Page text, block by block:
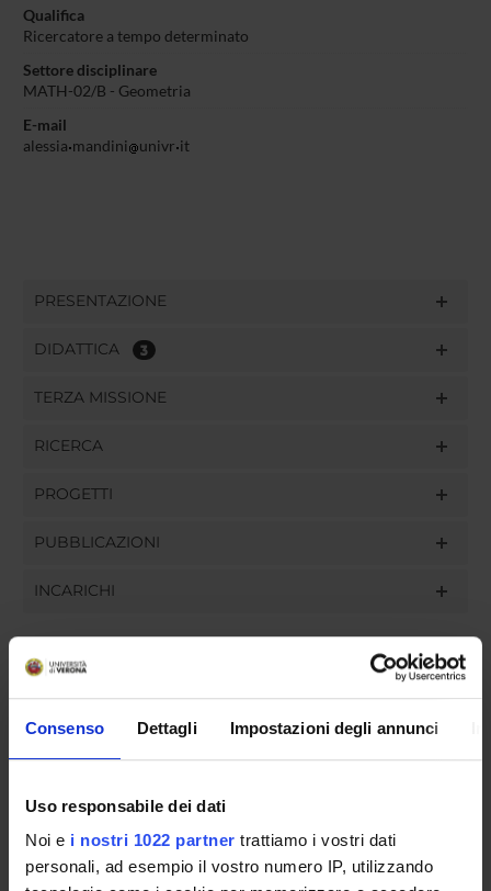
Consenso Dettagli Impostazioni degli annunci
Uso responsabile dei dati
Noi e i nostri 1022 partner trattiamo i vostri dati
personali, ad esempio il vostro numero IP, utilizzando
Qualifica
Ricercatore a tempo determinato
Settore disciplinare
MATH-02/B - Geometria
E-mail
alessia mandini univr it
PRESENTAZIONE
DIDATTICA 3
TERZA MISSIONE
RICERCA
PROGETTI
PUBBLICAZIONI
INCARICHI
GOVERNANCE
COMMISSIONI
UFFICI E STRUTTURE DI SERVIZIO